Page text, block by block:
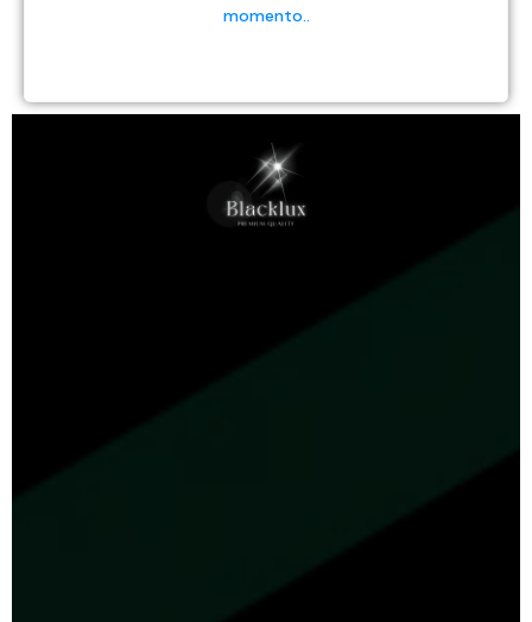
momento..